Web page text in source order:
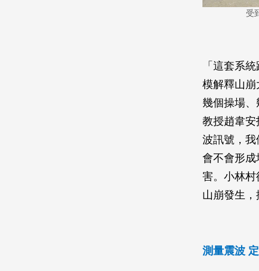
受
「這套系
模解釋山
幾個操場
教授趙韋
波訊號，
會不會形成
害。小林村
山崩發生，
測量震波